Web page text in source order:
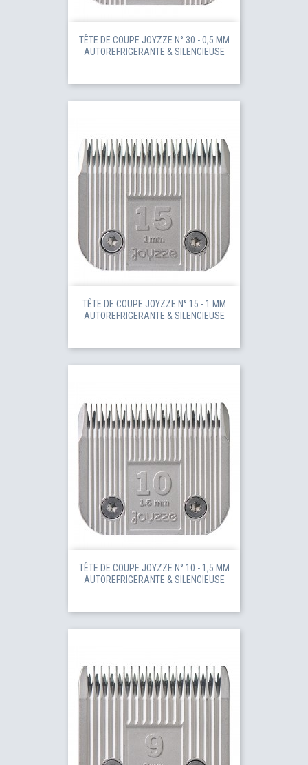
TÊTE DE COUPE JOYZZE N° 30 - 0,5 MM
AUTOREFRIGERANTE & SILENCIEUSE
TÊTE DE COUPE JOYZZE N° 15 - 1 MM
AUTOREFRIGERANTE & SILENCIEUSE
TÊTE DE COUPE JOYZZE N° 10 - 1,5 MM
AUTOREFRIGERANTE & SILENCIEUSE